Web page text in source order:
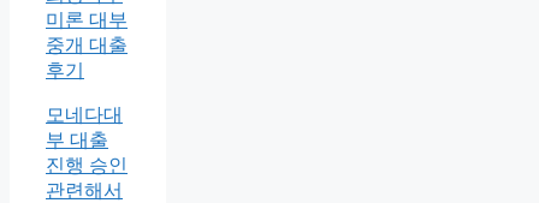
미론 대부
중개 대출
후기
모네다대
부 대출
진행 승인
관련해서